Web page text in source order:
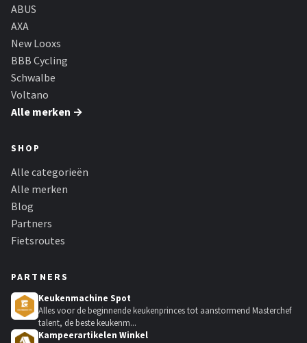
ABUS
AXA
New Looxs
BBB Cycling
Schwalbe
Voltano
Alle merken →
SHOP
Alle categorieën
Alle merken
Blog
Partners
Fietsroutes
PARTNERS
Keukenmachine Spot
Alles voor de beginnende keukenprinces tot aanstormend Masterchef
talent, de beste keukenm...
Kampeerartikelen Winkel